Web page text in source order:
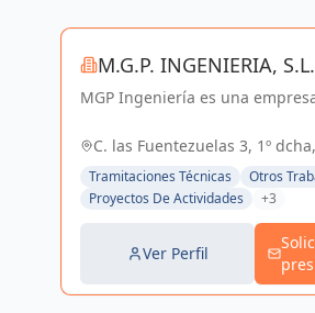
M.G.P. INGENIERIA, S.L.
MGP Ingeniería es una
proyectos de Ingeniería y
experiencia en el sector
Logístico, Comercial...
C. las Fuentezuelas 3, 1º
España, España
Tramitaciones Técnicas
Otros
Proyectos De Actividades
+3
Ver Perfil